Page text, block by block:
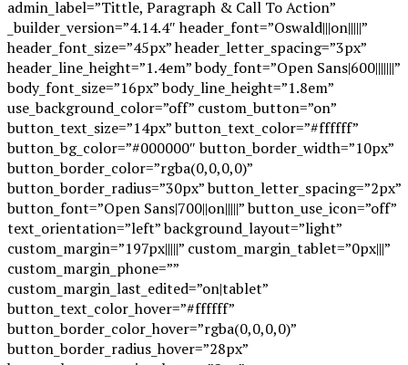
admin_label=”Tittle, Paragraph & Call To Action”
_builder_version=”4.14.4″ header_font=”Oswald|||on|||||”
header_font_size=”45px” header_letter_spacing=”3px”
header_line_height=”1.4em” body_font=”Open Sans|600|||||||”
body_font_size=”16px” body_line_height=”1.8em”
use_background_color=”off” custom_button=”on”
button_text_size=”14px” button_text_color=”#ffffff”
button_bg_color=”#000000″ button_border_width=”10px”
button_border_color=”rgba(0,0,0,0)”
button_border_radius=”30px” button_letter_spacing=”2px”
button_font=”Open Sans|700||on|||||” button_use_icon=”off”
text_orientation=”left” background_layout=”light”
custom_margin=”197px|||||” custom_margin_tablet=”0px|||”
custom_margin_phone=””
custom_margin_last_edited=”on|tablet”
button_text_color_hover=”#ffffff”
button_border_color_hover=”rgba(0,0,0,0)”
button_border_radius_hover=”28px”